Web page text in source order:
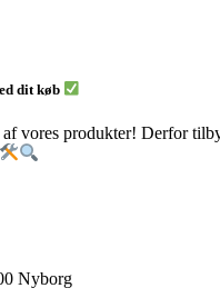
dit køb
vores produkter! Derfor
Nyborg